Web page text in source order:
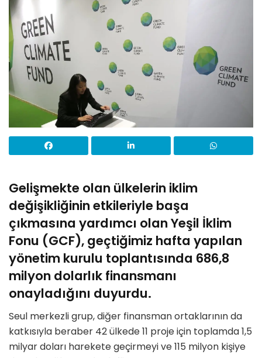
Gelişmekte olan ülkelerin iklim
değişikliğinin etkileriyle başa
çıkmasına yardımcı olan Yeşil İklim
Fonu (GCF), geçtiğimiz hafta yapılan
yönetim kurulu toplantısında 686,8
milyon dolarlık finansmanı
onayladığını duyurdu.
Seul merkezli grup, diğer finansman ortaklarının da
katkısıyla beraber 42 ülkede 11 proje için toplamda 1,5
milyar doları harekete geçirmeyi ve 115 milyon kişiye